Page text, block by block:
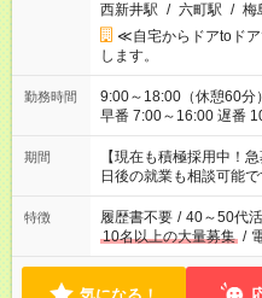
西新井駅 / 六町駅 / 梅
≪自宅からドアtoド
します。
勤務時間
9:00～18:00（休憩60分） ■ご希望があれば下記シフトも
早番 7:00～16:00 遅番 10:00～19:00 「
い」 「余裕を持って夕
たくない」 など、ご希望を教
の方へ 今ご覧のお仕事
の勤務時間。 合計で週
期間
【現在も積極採用中！
日後の就業も相談可能で
特徴 履歴書不要 / 40～50代
10名以上の大量募集 /